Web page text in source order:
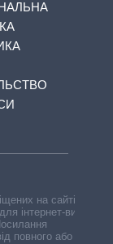
на сайті,
інтернет-видань
повного або